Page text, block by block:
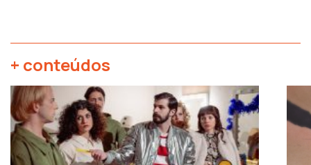
+ conteúdos